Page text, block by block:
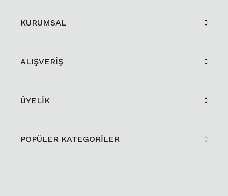
KURUMSAL
ALIŞVERİŞ
ÜYELİK
POPÜLER KATEGORİLER